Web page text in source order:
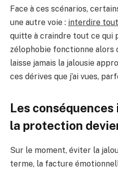
Face à ces scénarios,
une autre voie : interdire
quitte à craindre tout ce qui
zélophobie fonctionne alors
laisse jamais la jalousie
ces dérives que j’ai vues,
Les
la protection
Sur le moment, éviter la
terme, la facture